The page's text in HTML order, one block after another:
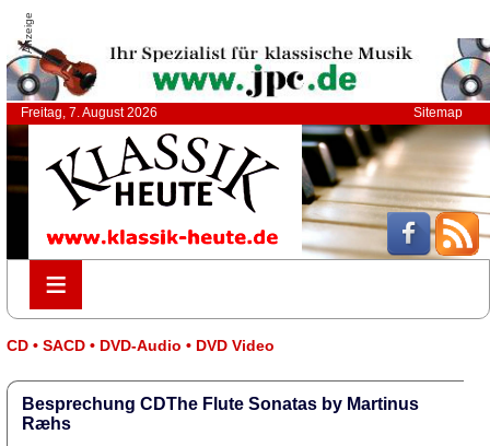
Anzeige
Freitag, 7. August 2026 Sitemap
≡
≡
CD • SACD • DVD-Audio • DVD Video
Besprechung CDThe Flute Sonatas by Martinus
Ræhs